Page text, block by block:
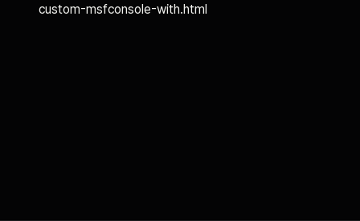
custom-msfconsole-with.html